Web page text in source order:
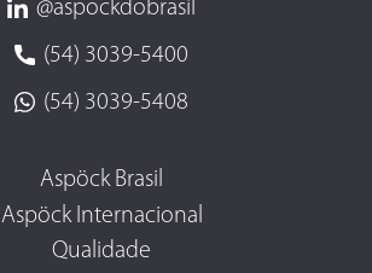
@aspockdobrasil
(54) 3039-5400
(54) 3039-5408
Aspöck Brasil
Aspöck Internacional
Qualidade